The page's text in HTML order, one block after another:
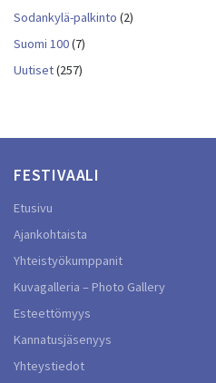
Sodankylä-palkinto (2)
Suomi 100(7)
Uutiset(257)
FESTIVAALI
Etusivu
Ajankohtaista
Yhteistyökumppanit
Kuvagalleria – Photo Gallery
Esteettömyys
Kannatusjäsenyys
Yhteystiedot